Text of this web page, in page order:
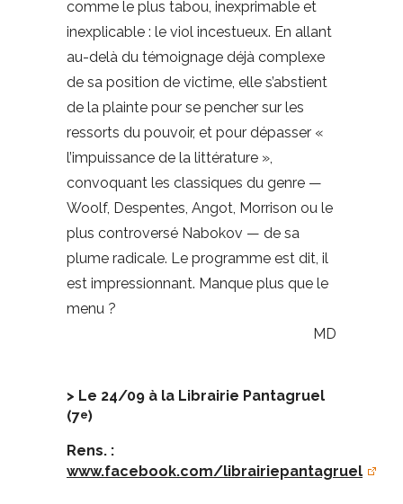
comme le plus tabou, inexprimable et
inexplicable : le viol incestueux. En allant
au-delà du témoignage déjà complexe
de sa position de victime, elle s’abstient
de la plainte pour se pencher sur les
ressorts du pouvoir, et pour dépasser «
l’impuissance de la littérature »,
convoquant les classiques du genre —
Woolf, Despentes, Angot, Morrison ou le
plus controversé Nabokov — de sa
plume radicale. Le programme est dit, il
est impressionnant. Manque plus que le
menu ?
MD
> Le 24/09 à la Librairie Pantagruel
(7e)
Rens. :
www.facebook.com/librairiepantagruel